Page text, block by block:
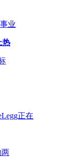
业
热
正在
两